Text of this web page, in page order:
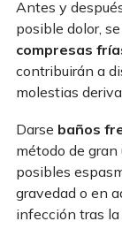
Antes y
posible dolor,
compresas
contribuirán a
molestias
Darse baños
método de
posibles
gravedad o en
infección tras